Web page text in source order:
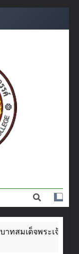
ษา
รค์
มเด็จพระเจ้าอยู่หัว